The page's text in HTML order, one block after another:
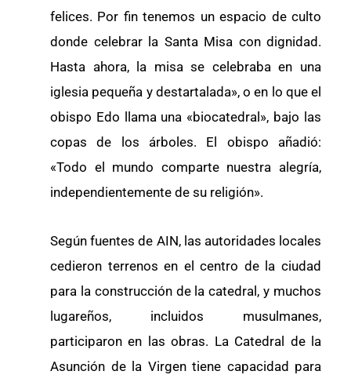
felices. Por fin tenemos un espacio de culto
donde celebrar la Santa Misa con dignidad.
Hasta ahora, la misa se celebraba en una
iglesia pequeña y destartalada», o en lo que el
obispo Edo llama una «biocatedral», bajo las
copas de los árboles. El obispo añadió:
«Todo el mundo comparte nuestra alegría,
independientemente de su religión».
Según fuentes de AIN, las autoridades locales
cedieron terrenos en el centro de la ciudad
para la construcción de la catedral, y muchos
lugareños, incluidos musulmanes,
participaron en las obras. La Catedral de la
Asunción de la Virgen tiene capacidad para